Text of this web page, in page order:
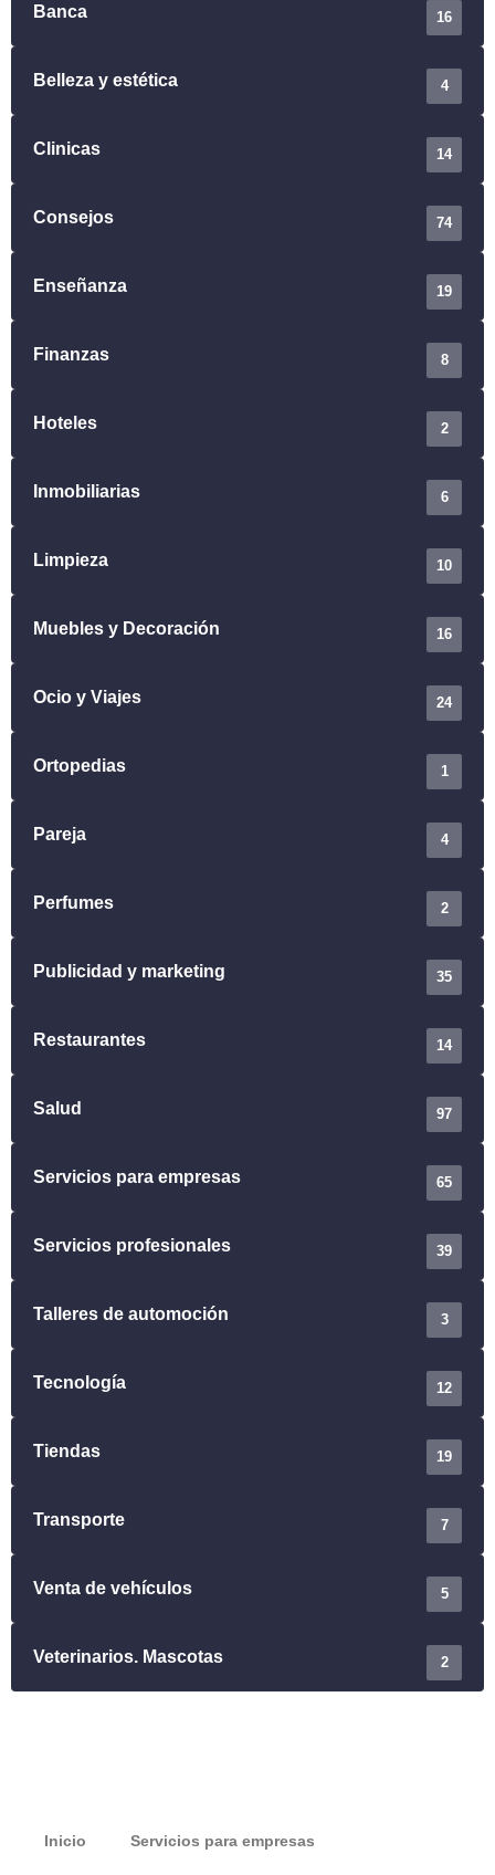
Banca 16
Belleza y estética 4
Clinicas 14
Consejos 74
Enseñanza 19
Finanzas 8
Hoteles 2
Inmobiliarias 6
Limpieza 10
Muebles y Decoración 16
Ocio y Viajes 24
Ortopedias 1
Pareja 4
Perfumes 2
Publicidad y marketing 35
Restaurantes 14
Salud 97
Servicios para empresas 65
Servicios profesionales 39
Talleres de automoción 3
Tecnología 12
Tiendas 19
Transporte 7
Venta de vehículos 5
Veterinarios. Mascotas 2
Inicio Servicios para empresas